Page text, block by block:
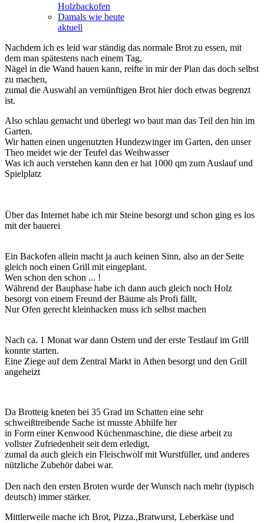
Holzbackofen
Damals wie heute
aktuell
Nachdem ich es leid war ständig das normale Brot zu essen, mit
dem man spätestens nach einem Tag,
Nägel in die Wand hauen kann, reifte in mir der Plan das doch selbst
zu machen,
zumal die Auswahl an vernünftigen Brot hier doch etwas begrenzt
ist.
Also schlau gemacht und überlegt wo baut man das Teil den hin im
Garten.
Wir hatten einen ungenutzten Hundezwinger im Garten, den unser
Theo meidet wie der Teufel das Weihwasser
Was ich auch verstehen kann den er hat 1000 qm zum Auslauf und
Spielplatz
Über das Internet habe ich mir Steine besorgt und schon ging es los
mit der bauerei
Ein Backofen allein macht ja auch keinen Sinn, also an der Seite
gleich noch einen Grill mit eingeplant.
Wen schon den schon ... !
Während der Bauphase habe ich dann auch gleich noch Holz
besorgt von einem Freund der Bäume als Profi fällt,
Nur Ofen gerecht kleinhacken muss ich selbst machen
Nach ca. 1 Monat war dann Ostern und der erste Testlauf im Grill
konnte starten.
Eine Ziege auf dem Zentral Markt in Athen besorgt und den Grill
angeheizt
Da Brotteig kneten bei 35 Grad im Schatten eine sehr
schweißtreibende Sache ist musste Abhilfe her
in Form einer Kenwood Küchenmaschine, die diese arbeit zu
vollster Zufriedenheit seit dem erledigt,
zumal da auch gleich ein Fleischwolf mit Wurstfüller, und anderes
nützliche Zubehör dabei war.
Den nach den ersten Broten wurde der Wunsch nach mehr (typisch
deutsch) immer stärker.
Mittlerweile mache ich Brot, Pizza.,Bratwurst, Leberkäse und